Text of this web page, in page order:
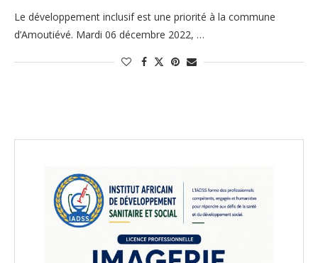
Le développement inclusif est une priorité à la commune
d’Amoutiévé. Mardi 06 décembre 2022, …